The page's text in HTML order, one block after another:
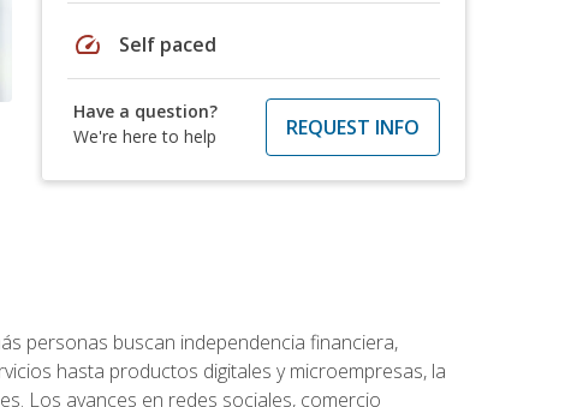
speed Self paced
Have a question?
We're here to help
REQUEST INFO
personas buscan independencia financiera,
hasta productos digitales y microempresas, la
Los avances en redes sociales, comercio